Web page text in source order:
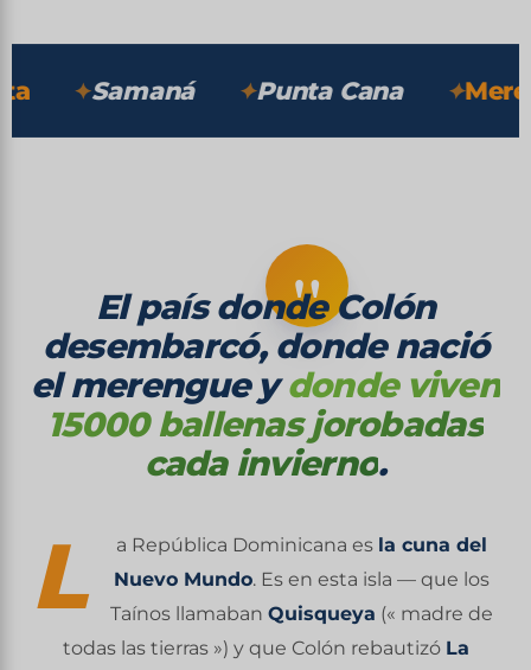
Samaná Punta Cana
"
El país donde Colón
desembarcó, donde nació
el merengue ydonde viven
15000 ballenas jorobadas
cada invierno.
L a República Dominicana es la cuna del
Nuevo Mundo. Es en esta isla — que los
Taínos llamaban Quisqueya (« madre de
todas las tierras ») y que Colón rebautizó La